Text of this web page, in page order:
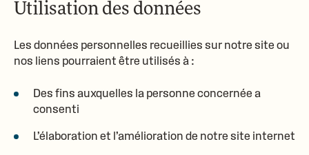
Utilisation des données
Les données personnelles recueillies sur notre site ou
nos liens pourraient être utilisés à :
Des fins auxquelles la personne concernée a
consenti
L’élaboration et l’amélioration de notre site internet